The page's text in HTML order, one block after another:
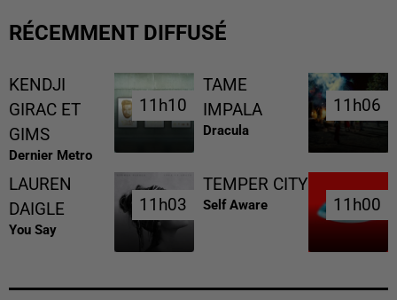
RÉCEMMENT DIFFUSÉ
KENDJI
GIRAC ET
GIMS
Dernier Metro
11h10
11h10
TAME
IMPALA
Dracula
11h06
11h06
LAUREN
DAIGLE
You Say
11h03
11h03
TEMPER CITY
Self Aware 11h00
11h00